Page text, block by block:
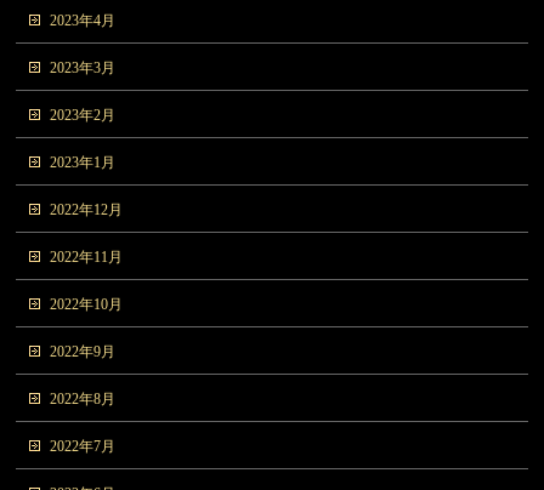
2023年4月
2023年3月
2023年2月
2023年1月
2022年12月
2022年11月
2022年10月
2022年9月
2022年8月
2022年7月